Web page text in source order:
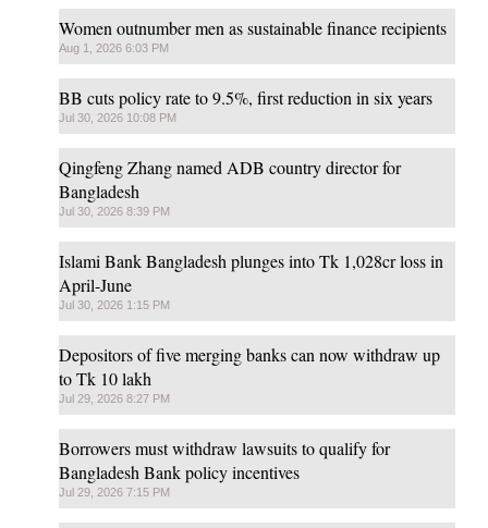
Women outnumber men as sustainable finance recipients
Aug 1, 2026 6:03 PM
BB cuts policy rate to 9.5%, first reduction in six years
Jul 30, 2026 10:08 PM
Qingfeng Zhang named ADB country director for
Bangladesh
Jul 30, 2026 8:39 PM
Islami Bank Bangladesh plunges into Tk 1,028cr loss in
April-June
Jul 30, 2026 1:15 PM
Depositors of five merging banks can now withdraw up
to Tk 10 lakh
Jul 29, 2026 8:27 PM
Borrowers must withdraw lawsuits to qualify for
Bangladesh Bank policy incentives
Jul 29, 2026 7:15 PM